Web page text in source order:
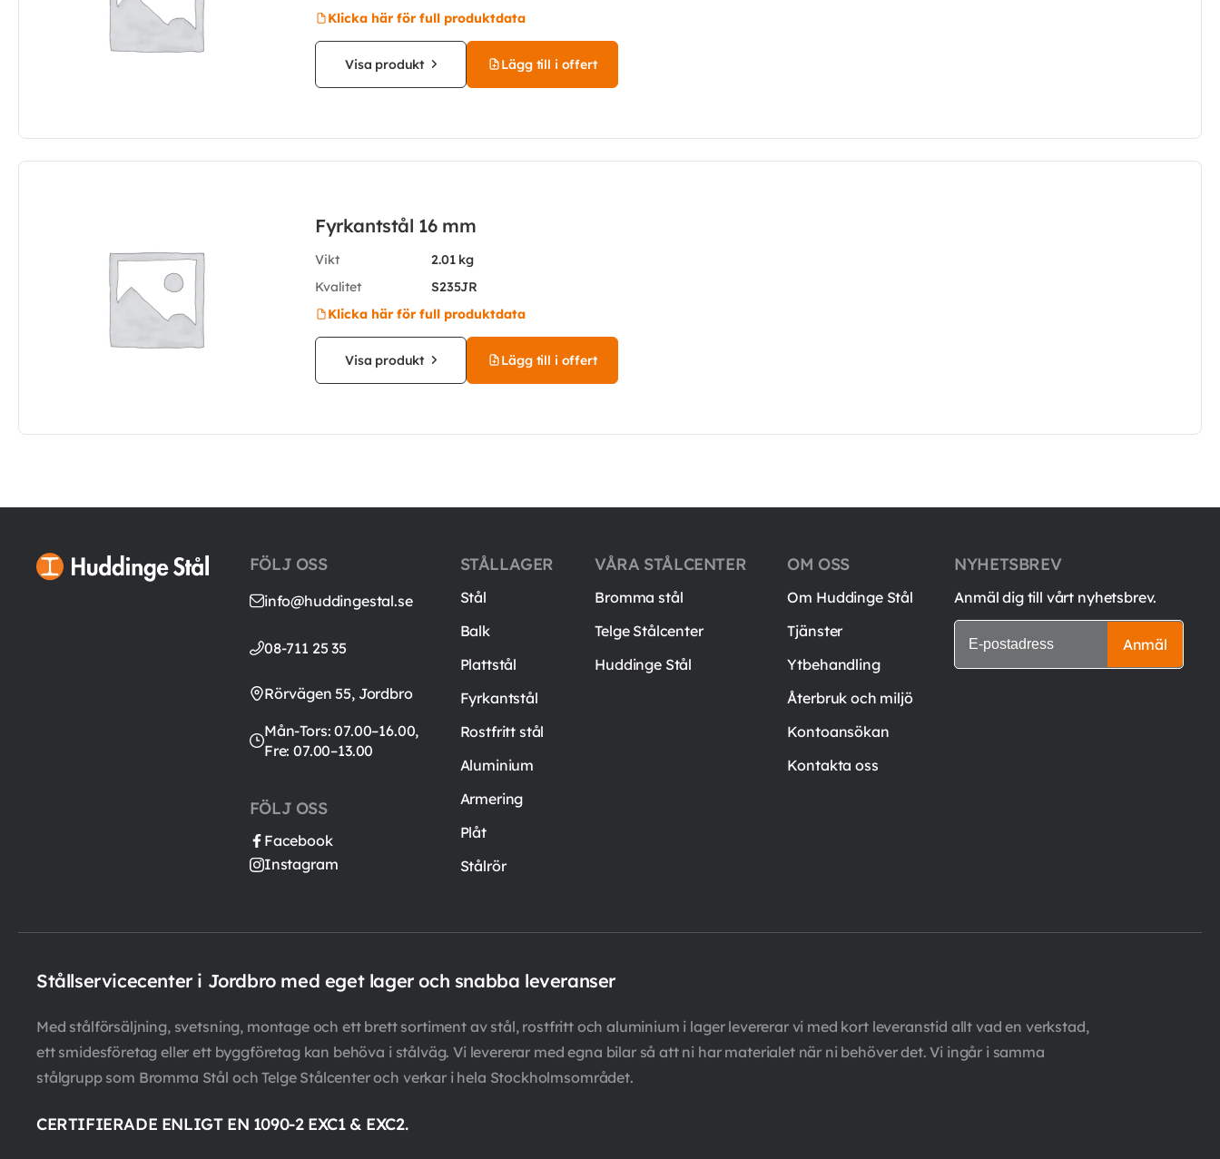
Klicka här för full produktdata
Visa produkt Lägg till i offert
Fyrkantstål 16 mm
Vikt
2.01 kg
Kvalitet
S235JR
Klicka här för full produktdata
Visa produkt Lägg till i offert
FÖLJ OSS
info@huddingestal.se
08-711 25 35
Rörvägen 55, Jordbro
Mån-Tors: 07.00–16.00,
Fre: 07.00–13.00
FÖLJ OSS
Facebook
Instagram
STÅLLAGER
Stål
Balk
Plattstål
Fyrkantstål
Rostfritt stål
Aluminium
Armering
Plåt
Stålrör
VÅRA STÅLCENTER
Bromma stål
Telge Stålcenter
Huddinge Stål
OM OSS
Om Huddinge Stål
Tjänster
Ytbehandling
Återbruk och miljö
Kontoansökan
Kontakta oss
NYHETSBREV
Anmäl dig till vårt nyhetsbrev.
Anmäl
Stållservicecenter i Jordbro med eget lager och snabba leveranser
Med stålförsäljning, svetsning, montage och ett brett sortiment av stål, rostfritt och aluminium i lager levererar vi med kort leveranstid allt vad en verkstad,
ett smidesföretag eller ett byggföretag kan behöva i stålväg. Vi levererar med egna bilar så att ni har materialet när ni behöver det. Vi ingår i samma
stålgrupp som Bromma Stål och Telge Stålcenter och verkar i hela Stockholmsområdet.
CERTIFIERADE ENLIGT EN 1090-2 EXC1 & EXC2.